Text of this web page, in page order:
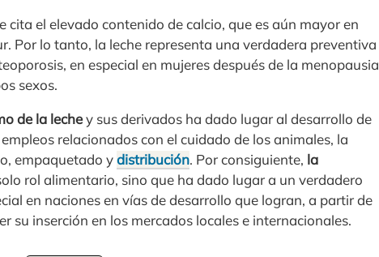
cita el elevado contenido de calcio, que es aún mayor en
Por lo tanto, la leche representa una verdadera preventiva
en especial en mujeres después de la menopausia
sexos.
de la lechey sus derivados ha dado lugar al desarrollo de
relacionados con el cuidado de los animales, la
empaquetado ydistribución. Por consiguiente, la
rol alimentario, sino que ha dado lugar a un verdadero
en naciones en vías de desarrollo que logran, a partir de
su inserción en los mercados locales e internacionales.